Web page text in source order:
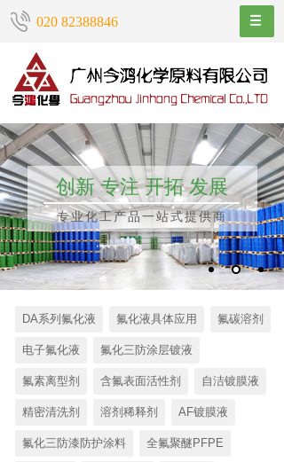
020 82388846
创新 专注 开拓 发展
专业化工产品一站式提供商
DA系列氟化液 氟化液具体应用 氟碳溶剂
电子氟化液 氟化三防涂层镀液
氟素离型剂 含氟表面活性剂 自洁镀膜液
精密清洗剂 溶剂稀释剂 AF镀膜液
氟化三防漆防护涂料 全氟聚醚PFPE